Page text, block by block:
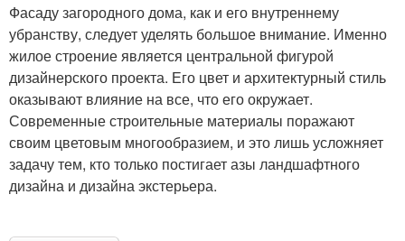
Фасаду загородного дома, как и его внутреннему
убранству, следует уделять большое внимание. Именно
жилое строение является центральной фигурой
дизайнерского проекта. Его цвет и архитектурный стиль
оказывают влияние на все, что его окружает.
Современные строительные материалы поражают
своим цветовым многообразием, и это лишь усложняет
задачу тем, кто только постигает азы ландшафтного
дизайна и дизайна экстерьера.